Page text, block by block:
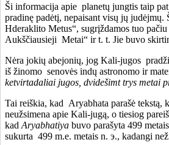
Ši informacija apie planetų jungtis taip
pradinę padėtį, nepaisant visų jų
Hderaklito Metus“, sugrįždamos tuo
Aukščiausieji Metai“ ir t. t. Jie buvo
Nėra jokių abejonių, jog Kali-jugos
iš žinomo senovės indų astronomo ir
ketvirtadaliai jugos , dvidešimt trys metai
Tai reiškia, kad Aryabhata parašė tekstą,
neužsimena apie Kali-jugą, o tiesiog
kad Aryabhatiya buvo parašyta 499
sukurta 499 m.e. metais n. э., kadangi